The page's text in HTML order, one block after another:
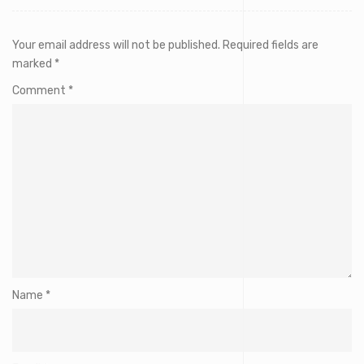
Your email address will not be published. Required fields are
marked *
Comment *
Name *